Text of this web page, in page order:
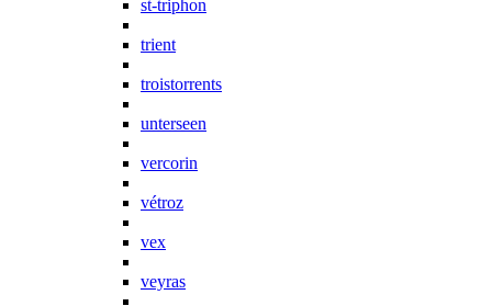
st-triphon
trient
troistorrents
unterseen
vercorin
vétroz
vex
veyras